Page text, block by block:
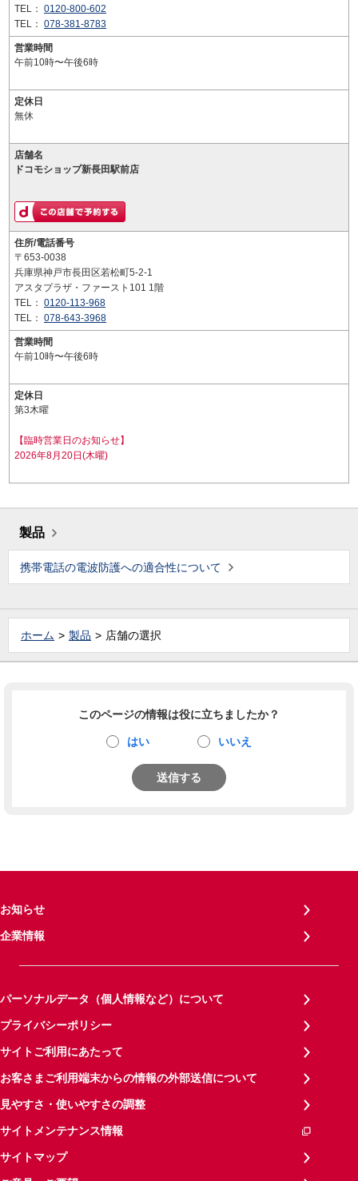
TEL： 0120-800-602
TEL： 078-381-8783
営業時間
午前10時〜午後6時
定休日
無休
店舗名
ドコモショップ新長田駅前店
住所/電話番号
〒653-0038
兵庫県神戸市長田区若松町5-2-1
アスタプラザ・ファースト101 1階
TEL： 0120-113-968
TEL： 078-643-3968
営業時間
午前10時〜午後6時
定休日
第3木曜
【臨時営業日のお知らせ】
2026年8月20日(木曜)
製品
携帯電話の電波防護への適合性について
ホーム 製品 店舗の選択
このページの情報は役に立ちましたか？
はい いいえ
送信する
お知らせ
企業情報
パーソナルデータ（個人情報など）について
プライバシーポリシー
サイトご利用にあたって
お客さまご利用端末からの情報の外部送信について
見やすさ・使いやすさの調整
サイトメンテナンス情報
サイトマップ